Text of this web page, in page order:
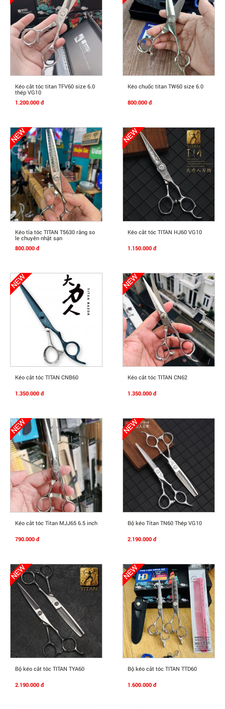
Mua Ngay
Kéo cắt tóc titan TFV60 size 6.0
thép VG10
1.200.000 đ
Mua Ngay
Kéo chuốc titan TW60 size 6.0
800.000 đ
Mua Ngay
Kéo tỉa tóc TITAN T5630 răng so
le chuyên nhặt sạn
800.000 đ
Mua Ngay
Kéo cắt tóc TITAN HJ60 VG10
1.150.000 đ
Mua Ngay
Kéo cắt tóc TITAN CNB60
1.350.000 đ
Mua Ngay
Kéo cắt tóc TITAN CN62
1.350.000 đ
Mua Ngay
Kéo cắt tóc Titan MJJ65 6.5 inch
790.000 đ
Mua Ngay
Bộ kéo Titan TN60 Thép VG10
2.190.000 đ
Mua Ngay
Bộ kéo cắt tóc TITAN TYA60
2.190.000 đ
Mua Ngay
Bộ kéo cắt tóc TITAN TTD60
1.600.000 đ